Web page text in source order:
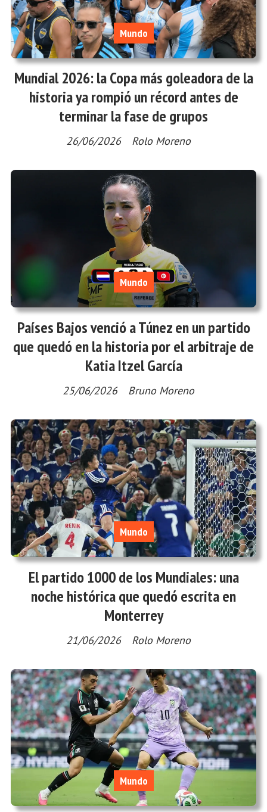
Mundial 2026: la Copa más goleadora de la
historia ya rompió un récord antes de
terminar la fase de grupos
Rolo Moreno
Mundo
26/06/2026
Países Bajos venció a Túnez en un partido
que quedó en la historia por el arbitraje de
Katia Itzel García
Bruno Moreno
Mundo
25/06/2026
El partido 1000 de los Mundiales: una
noche histórica que quedó escrita en
Monterrey
Rolo Moreno
Mundo
21/06/2026
Mundo